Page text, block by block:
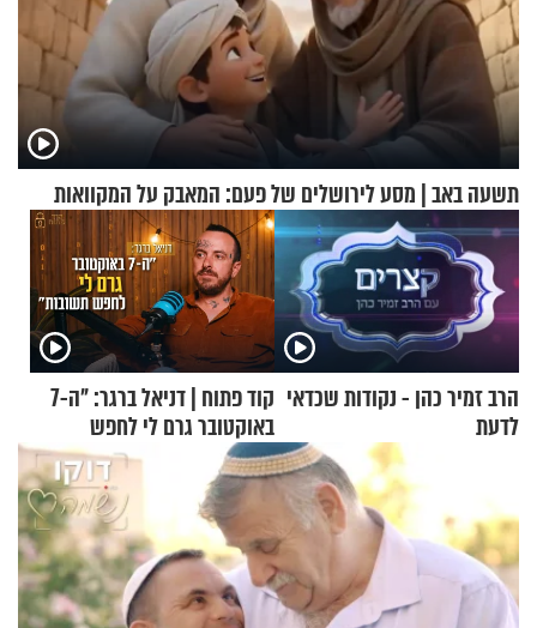
תשעה באב | מסע לירושלים של פעם: המאבק על המקוואות
הרב זמיר כהן - נקודות שכדאי
לדעת
קוד פתוח | דניאל ברגר: "ה-7
באוקטובר גרם לי לחפש
תשובות"